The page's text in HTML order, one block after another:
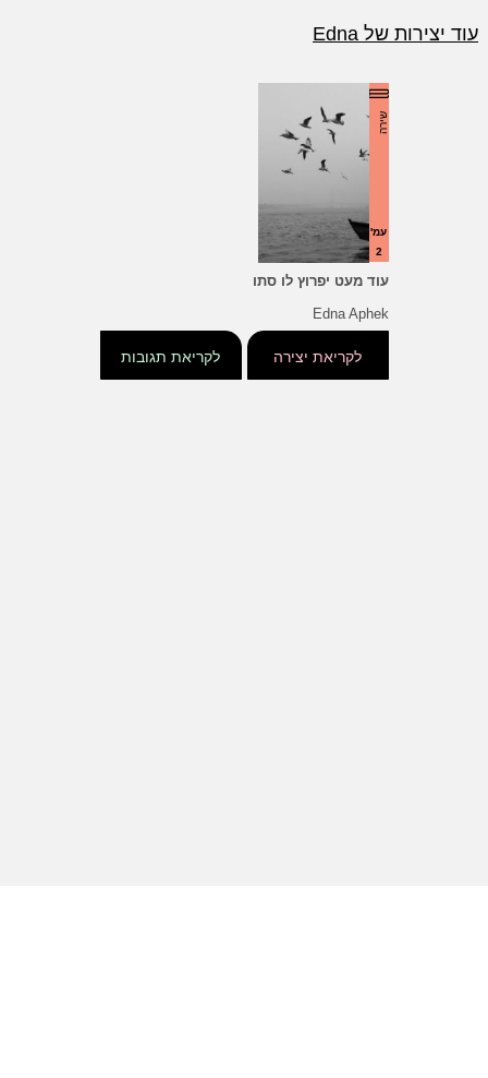
עוד יצירות של Edna
שירה
עמ'
2
עוד מעט יפרוץ לו סתו
Edna Aphek
לקריאת תגובות לקריאת יצירה